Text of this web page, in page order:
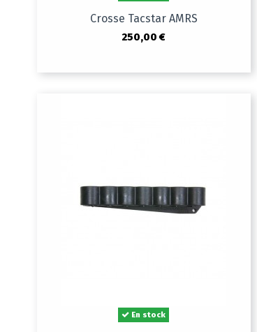
Crosse Tacstar AMRS
250,00 €
En stock